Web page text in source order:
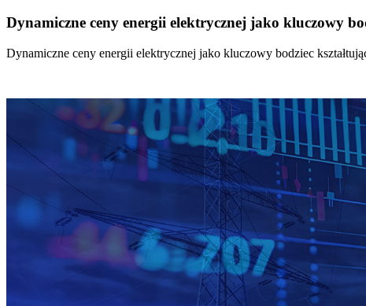
Dynamiczne ceny energii elektrycznej jako kluczowy
Dynamiczne ceny energii elektrycznej jako kluczowy bodziec